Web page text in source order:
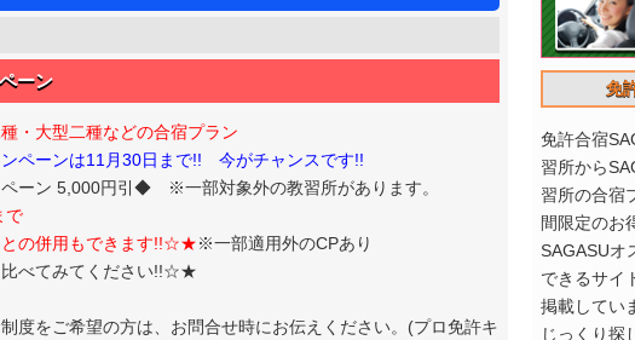
ーン
・大型二種などの合宿プラン
ペーンは11月30日まで!! 今がチャンスです!!
ーン 5,000円引 ◆ ※一部対象外の教習所があります。
で
の併用もできます!!☆★※一部適用外のCPあり
べてみてください!!☆★
度をご希望の方は、お問合せ時にお伝えください。(プロ免許キ
免
免許合宿
習所から
習所の合宿
間限定のお
SAGASUオ
できるサイ
掲載してい
じっくり探